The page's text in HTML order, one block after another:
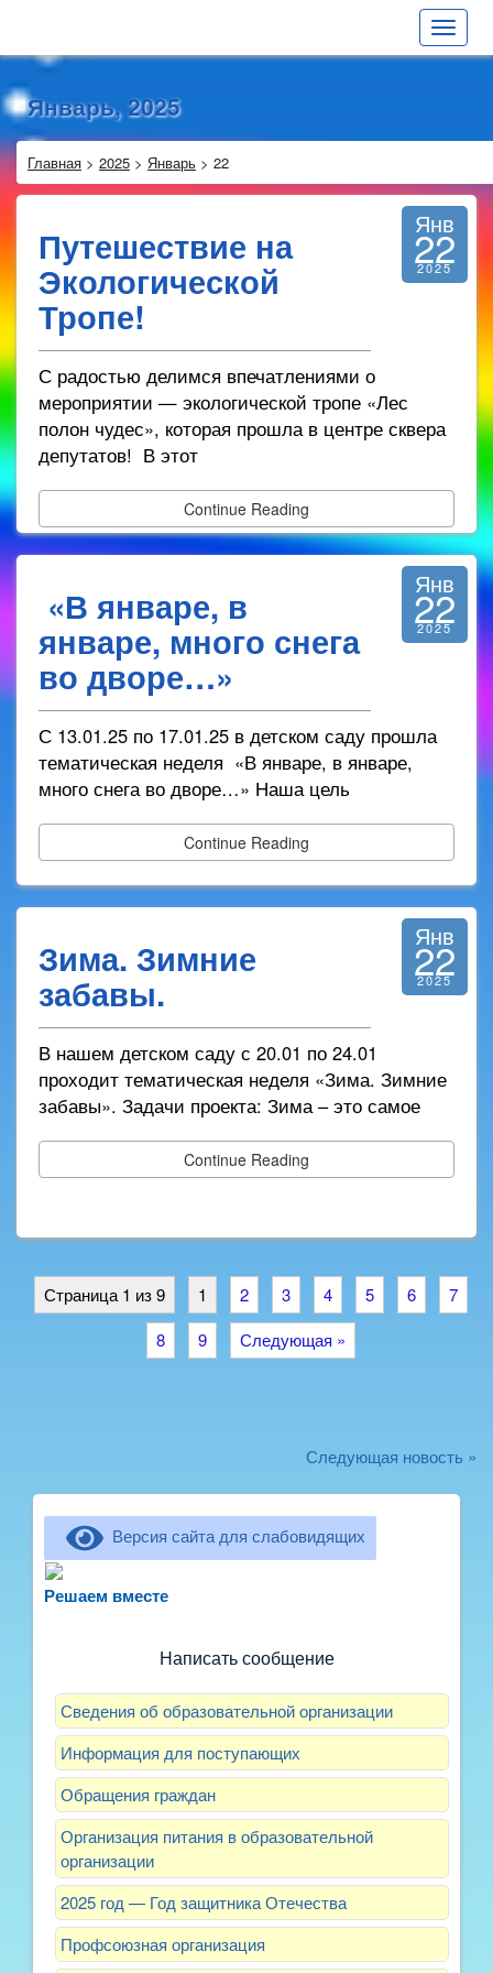
Toggle
Январь, 2025
Главная > 2025 > Январь > 22
Путешествие на
Экологической
Тропе!
Янв
22
2025
С радостью делимся впечатлениями о
мероприятии — экологической тропе «Лес
полон чудес», которая прошла в центре сквера
депутатов! В этот
Continue Reading
«В январе, в
январе, много снега
во дворе…»
Янв
22
2025
С 13.01.25 по 17.01.25 в детском саду прошла
тематическая неделя «В январе, в январе,
много снега во дворе…» Наша цель
Continue Reading
Зима. Зимние
забавы.
Янв
22
2025
В нашем детском саду с 20.01 по 24.01
проходит тематическая неделя «Зима. Зимние
забавы». Задачи проекта: Зима – это самое
Continue Reading
Страница 1 из 9 1 2 3 4 5 6
7
8
9 Следующая »
Следующая новость »
Версия сайта для слабовидящих
Решаем вместерассказать о воспитателях? Знаете, как
Написать сообщение
Сведения об образовательной организации
Информация для поступающих
Обращения граждан
Организация питания в образовательной
организации
2025 год — Год защитника Отечества
Профсоюзная организация